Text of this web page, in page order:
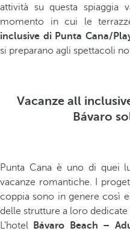
attività su questa
momento in cui le
inclusive di Punta Cana/
si preparano agli spettacoli
Vacanze all
Bávaro
Punta Cana è uno di quei
vacanze romantiche. I
coppia sono in genere così
delle strutture a loro
L'hotel
Bávaro Beach –